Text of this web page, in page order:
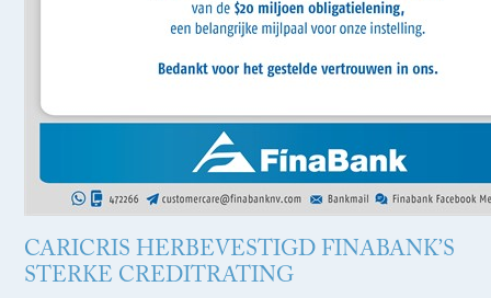
CARICRIS HERBEVESTIGD FINABANK’S
STERKE CREDITRATING